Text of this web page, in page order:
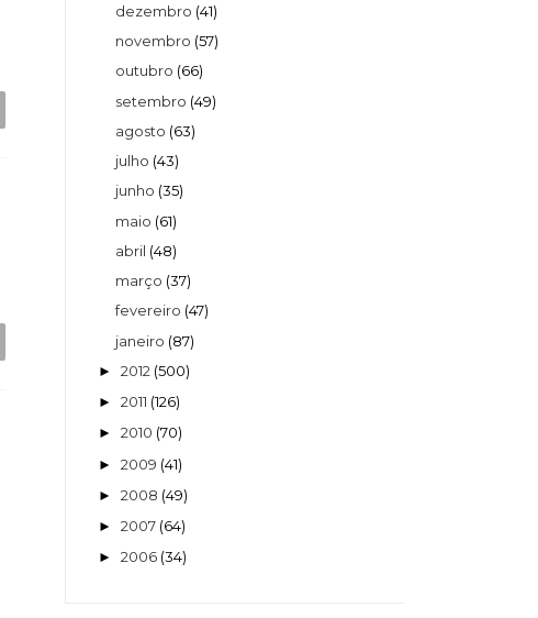
dezembro (41)
novembro (57)
outubro (66)
setembro (49)
agosto (63)
julho (43)
junho (35)
maio (61)
abril (48)
março (37)
fevereiro (47)
janeiro (87)
► 2012 (500)
► 2011 (126)
► 2010 (70)
► 2009 (41)
► 2008 (49)
► 2007 (64)
► 2006 (34)